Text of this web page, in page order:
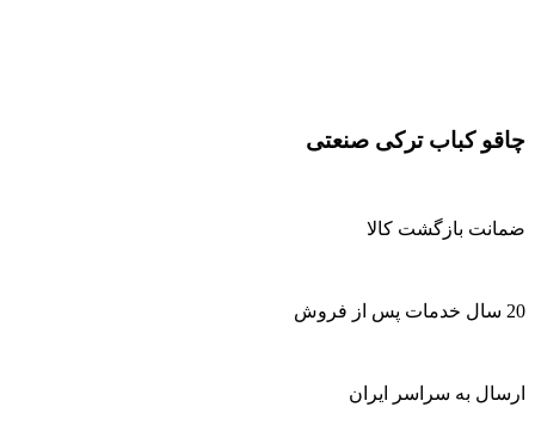
چاقو کباب ترکی صنعتی
ضمانت بازگشت کالا
20 سال خدمات پس از فروش
ارسال به سراسر ایران